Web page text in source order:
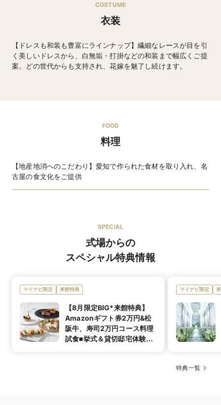
COSTUME
衣装
【ドレスも和装も豊富にラインナップ】繊細なレースが目を引
く美しいドレスから、白無垢・打掛などの和装まで幅広くご提
案。どの世代からも支持され、花嫁を魅了し続けます。
ブランド名
ANTONIO RIVA（アントニオ・リーヴァ）
NAEEM KHAN（ナイーム・カーン)
KIYOKO HATA、蜷川美香、ANTEPRIMA、ALAN
HANNAH、IAN STUART、GIUSEPPE PAPINI、
ROSA CLARE、TEMPERLEY LONDON、ANNE
BARGE 他
「日本の花嫁をもっと素敵にもっと美しく」
「自分らしさ」をどのように表現するか、アクセサリー
FOOD
料理
【地産地消へのこだわり】愛知で作られた食材を取り入れ、名
古屋の食文化をご提供
スチェンジをしております。
SPECIAL
式場からの
スペシャル特典情報
マイナビ限定 来館特典
【8月限定BIG*来館特典】
Amazonギフト券2万円&松
阪牛、寿司2万円コース料理
試食■挙式＆貸切邸宅体験｜
マイナビ限定
特典一覧